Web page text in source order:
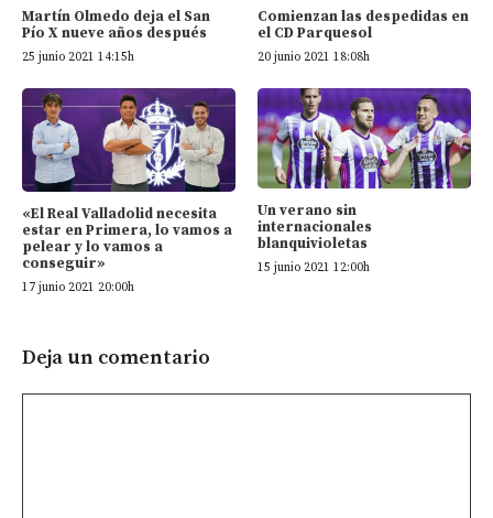
Martín Olmedo deja el San
Pío X nueve años después
25 junio 2021 14:15h
Comienzan las despedidas en
el CD Parquesol
20 junio 2021 18:08h
«El Real Valladolid necesita
estar en Primera, lo vamos a
pelear y lo vamos a
conseguir»
17 junio 2021 20:00h
Un verano sin
internacionales
blanquivioletas
15 junio 2021 12:00h
Deja un comentario